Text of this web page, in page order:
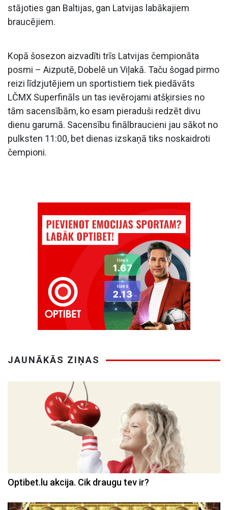
stājoties gan Baltijas, gan Latvijas labākajiem
braucējiem.
Kopā šosezon aizvadīti trīs Latvijas čempionāta
posmi – Aizputē, Dobelē un Viļakā. Taču šogad pirmo
reizi līdzjutējiem un sportistiem tiek piedāvāts
LČMX Superfināls un tas ievērojami atšķirsies no
tām sacensībām, ko esam pieraduši redzēt divu
dienu garumā. Sacensību finālbraucieni jau sākot no
pulksten 11:00, bet dienas izskaņā tiks noskaidroti
čempioni.
JAUNĀKĀS ZIŅAS
Optibet.lu akcija. Cik draugu tev ir?